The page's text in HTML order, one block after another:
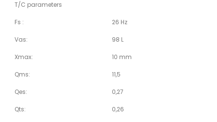
T/C parameters
Fs : 26 Hz
Vas: 98 L
Xmax: 10 mm
Qms: 11,5
Qes: 0,27
Qts: 0,26